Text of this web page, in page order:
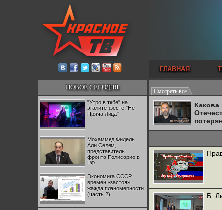
ГЛАВНАЯ
НОВОЕ СЕГОДНЯ
"Утро в тебе" на
эгалите-фесте "Не
Пряча Лица"
Мохаммед Фидель
Али Селем,
представитель
фронта Полисарио в
РФ
Экономика СССР
времен «застоя»:
жажда планомерности
(часть 2)
Смотреть все
Б.